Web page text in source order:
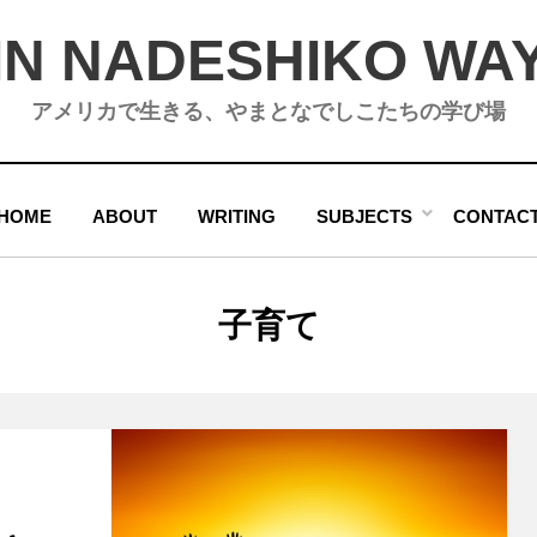
NADESHIKO
アメリカで生きる、やまとなでしこたちの学び場
ABOUT WRITING SUBJECTS
タグ
:
子育て